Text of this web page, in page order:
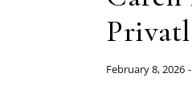
February 8, 2026